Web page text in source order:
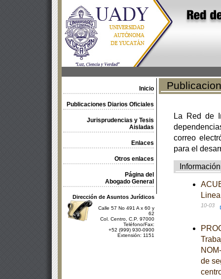
Inicio
Publicaciones Diarios Oficiales
Jurisprudencias y Tesis
Aisladas
Enlaces
Otros enlaces
Página del
Abogado General
Dirección de Asuntos Jurídicos
Calle 57 No 491 A x 60 y
62
Col. Centro, C.P. 97000
Teléfono/Fax:
+52 (999) 930-0900
Extensión: 1151
La Red de
correo
para el
Información
10-03
de